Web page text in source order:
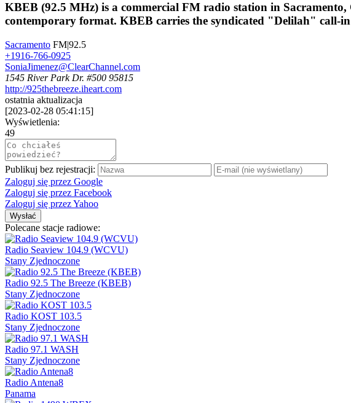
KBEB (92.5 MHz) is a commercial FM radio station in
contemporary format. KBEB carries the syndicated "Delilah" call-
Sacramento FM|92.5
+1916-766-0925
SoniaJimenez@ClearChannel.com
1545 River Park Dr. #500 95815
http://925thebreeze.iheart.com
ostatnia aktualizacja
[2023-02-28 05:41:15]
Wyświetlenia:
49
Publikuj bez rejestracji:
Zaloguj się przez Google
Zaloguj się przez Facebook
Zaloguj się przez Yahoo
Wysłać
Polecane stacje radiowe:
Radio Seaview 104.9 (WCVU)
Stany Zjednoczone
Radio 92.5 The Breeze (KBEB)
Stany Zjednoczone
Radio KOST 103.5
Stany Zjednoczone
Radio 97.1 WASH
Stany Zjednoczone
Radio Antena8
Panama